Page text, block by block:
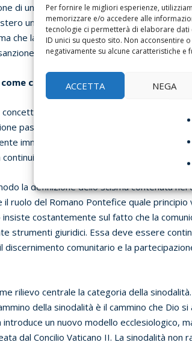
Per fornire le migliori esperienze,
memorizzare e/o accedere alle
tecnologie ci permetterà di elaborare
ID unici su questo sito. Non acconsentire
negativamente su alcune caratteristiche e
ACCETTA NEGA
di un autenticoGegenlehramt, cioè di un
universale. Il dialogo tra l’ecclesiologia
che la questione dello scisma si gioca
categoria pastorale
di scisma il suo fondamento
pastorale. La differenza tra i due
immutato, bensì il metodo attraverso il
è, dunque, assai più profonda delle
la definizione dello scisma contenuta
ruolo del Romano Pontefice quale principio
costantemente sul fatto che la
strumenti giuridici. Essa deve essere
discernimento comunitario e la
rilievo centrale la categoria della
della sinodalità è il cammino che Dio
introduce un nuovo modello ecclesiologico,
dal Concilio Vaticano II. La sinodalità non